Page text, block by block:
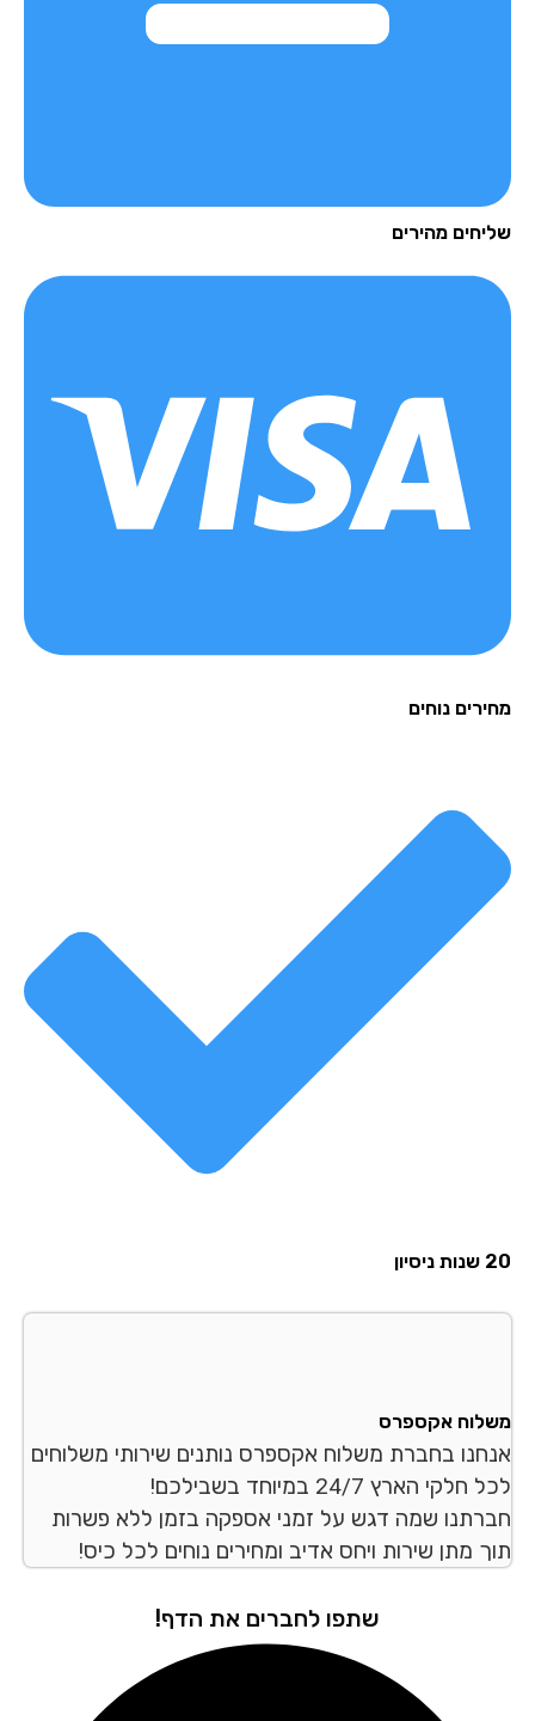
מהירים
נוחים
אקספרס
בחברת משלוח אקספרס נותנים שירותי משלוחים
הארץ 24/7 במיוחד בשבילכם!
שמה דגש על זמני אספקה בזמן ללא פשרות
מתן שירות ויחס אדיב ומחירים נוחים לכל כיס!
שתפו לחברים את הדף!